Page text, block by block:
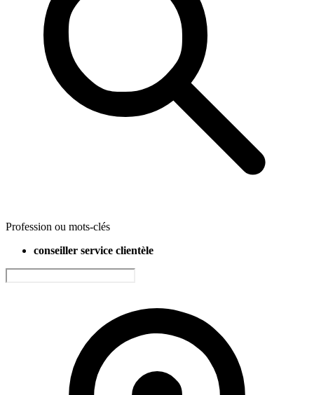
Profession ou mots-clés
conseiller service clientèle